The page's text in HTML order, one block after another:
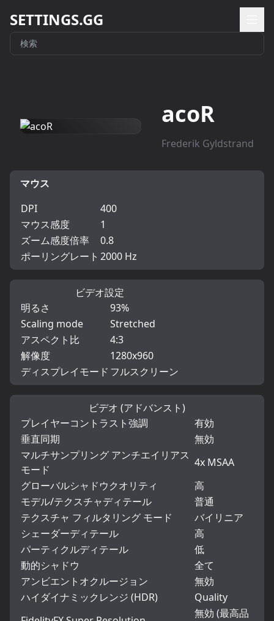
SETTINGS.GG
acoR
Frederik Gyldstrand
マウス
DPI
400
マウス感度
1
ズーム感度倍率
0.8
ポーリングレート 2000 Hz
ビデオ設定
明るさ
93%
Scaling mode
Stretched
アスペクト比
4:3
解像度
1280x960
ディスプレイモード フルスクリーン
ビデオ (アドバンスト)
プレイヤーコントラスト強調
有効
垂直同期
無効
マルチサンプリング アンチエイリアス
モード
4x MSAA
グローバルシャドウクオリティ
高
モデル/テクスチャディテール
普通
テクスチャ フィルタリング モード
バイリニア
シェーダーディテール
高
パーティクルディテール
低
動的シャドウ
全て
アンビエントオクルージョン
無効
ハイダイナミックレンジ (HDR)
Quality
無効 (最高品